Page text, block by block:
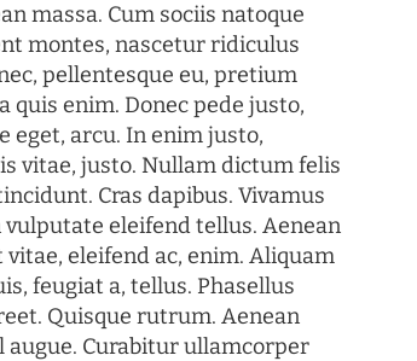
massa. Cum sociis natoque
montes, nascetur ridiculus
pellentesque eu, pretium
quis enim. Donec pede justo,
eget, arcu. In enim justo,
vitae, justo. Nullam dictum felis
Cras dapibus. Vivamus
eleifend tellus. Aenean
eleifend ac, enim. Aliquam
feugiat a, tellus. Phasellus
Quisque rutrum. Aenean
Curabitur ullamcorper